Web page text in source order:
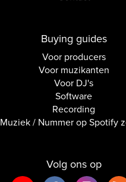
Buying guides
Voor producers
Voor muzikanten
Voor DJ's
Software
Recording
Muziek / Nummer op Spotify
Volg ons op